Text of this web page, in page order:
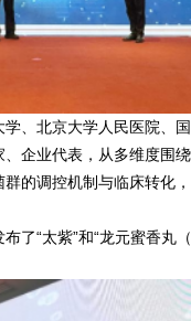
、北京大学人民医院、
企业代表，从多维度围
群的调控机制与临床转化 ，
了“太紫”和“龙元蜜香丸